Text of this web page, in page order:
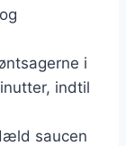
i
indtil
saucen